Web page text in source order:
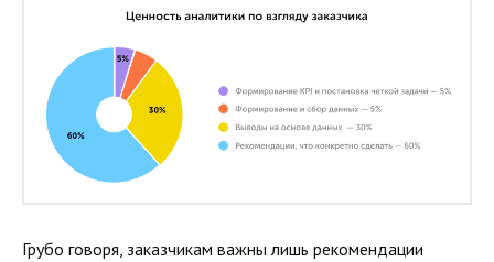
Грубо говоря, заказчикам важны лишь рекомендации